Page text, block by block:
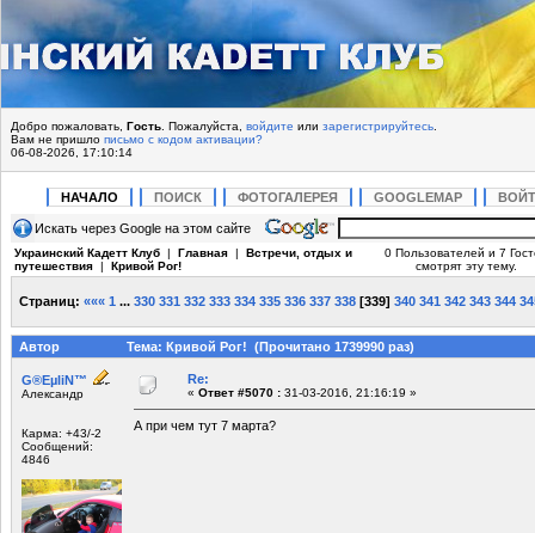
Добро пожаловать, Гость . Пожалуйста, войдите или зарегистрируйтесь
Вам не пришло письмо с кодом активации?
06-08-2026, 17:10:14
НАЧАЛО ПОИСК ФОТОГАЛЕРЕЯ GOOGLEMAP
Искать через Google на этом сайте
Украинский Кадетт Клуб | Главная | Встречи, отдых и
путешествия | Кривой Рог!
0 Пользователей и 7
смотрят эту тему.
Страниц: ««« 1 ... 330 331 332 333 334 335 336 337 338 [339] 340 341 342 343 344
Автор Тема: Кривой Рог! (Прочитано 1739990 раз)
G®EµliN™
Александр
Карма: +43/-2
Сообщений:
4846
Re:
« Ответ #5070 : 31-03-2016, 21:16:19 »
А при чем тут 7 марта?